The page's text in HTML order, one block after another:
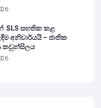
SLS සහතික කළ
අනිවාර්යයි – ජාතික
කවුන්සිලය